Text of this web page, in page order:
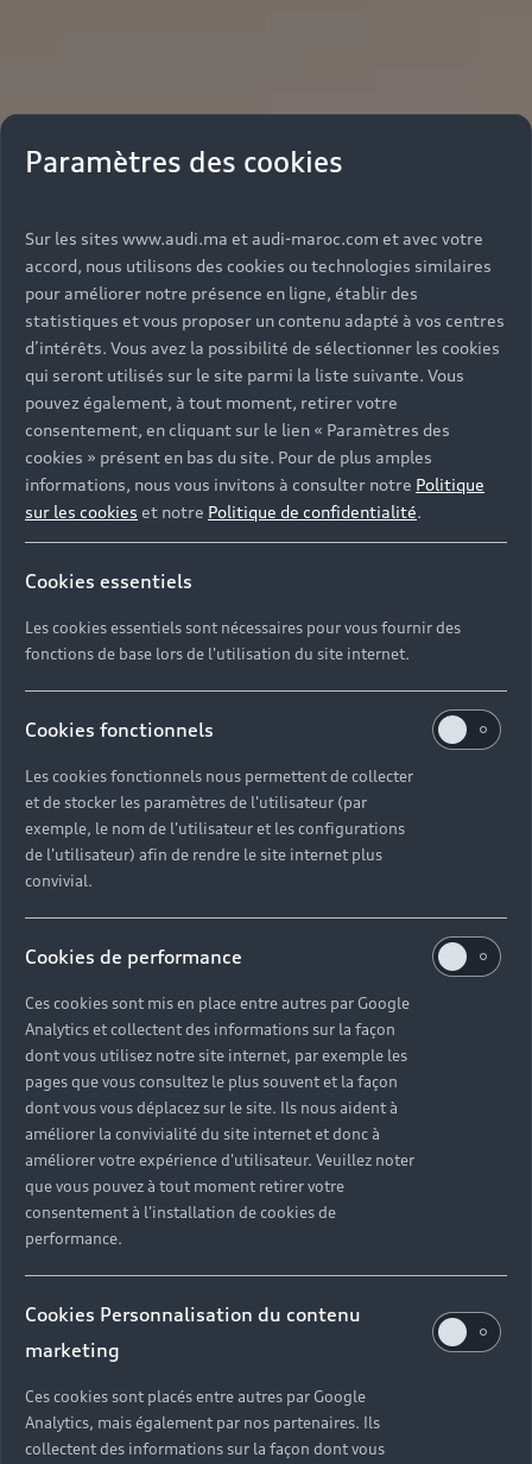
Paramètres des cookies
Sur les sites www.audi.ma et audi-maroc.com et avec votre
accord, nous utilisons des cookies ou technologies similaires
pour améliorer notre présence en ligne, établir des
statistiques et vous proposer un contenu adapté à vos centres
d’intérêts. Vous avez la possibilité de sélectionner les cookies
qui seront utilisés sur le site parmi la liste suivante. Vous
pouvez également, à tout moment, retirer votre
consentement, en cliquant sur le lien « Paramètres des
cookies » présent en bas du site. Pour de plus amples
informations, nous vous invitons à consulter notre Politique
sur les cookies et notre Politique de confidentialité.
Cookies essentiels
Les cookies essentiels sont nécessaires pour vous fournir des
fonctions de base lors de l'utilisation du site internet.
Cookies fonctionnels
Les cookies fonctionnels nous permettent de collecter
et de stocker les paramètres de l'utilisateur (par
exemple, le nom de l'utilisateur et les configurations
de l'utilisateur) afin de rendre le site internet plus
convivial.
Cookies de performance
Ces cookies sont mis en place entre autres par Google
Analytics et collectent des informations sur la façon
dont vous utilisez notre site internet, par exemple les
pages que vous consultez le plus souvent et la façon
dont vous vous déplacez sur le site. Ils nous aident à
améliorer la convivialité du site internet et donc à
améliorer votre expérience d'utilisateur. Veuillez noter
que vous pouvez à tout moment retirer votre
consentement à l'installation de cookies de
performance.
Cookies Personnalisation du contenu
marketing
Ces cookies sont placés entre autres par Google
Analytics, mais également par nos partenaires. Ils
collectent des informations sur la façon dont vous